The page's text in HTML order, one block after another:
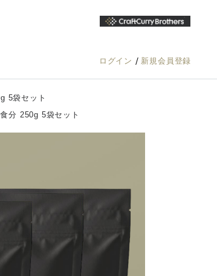
ログイン / 新規会員登録
5袋セット
分 250g 5袋セット